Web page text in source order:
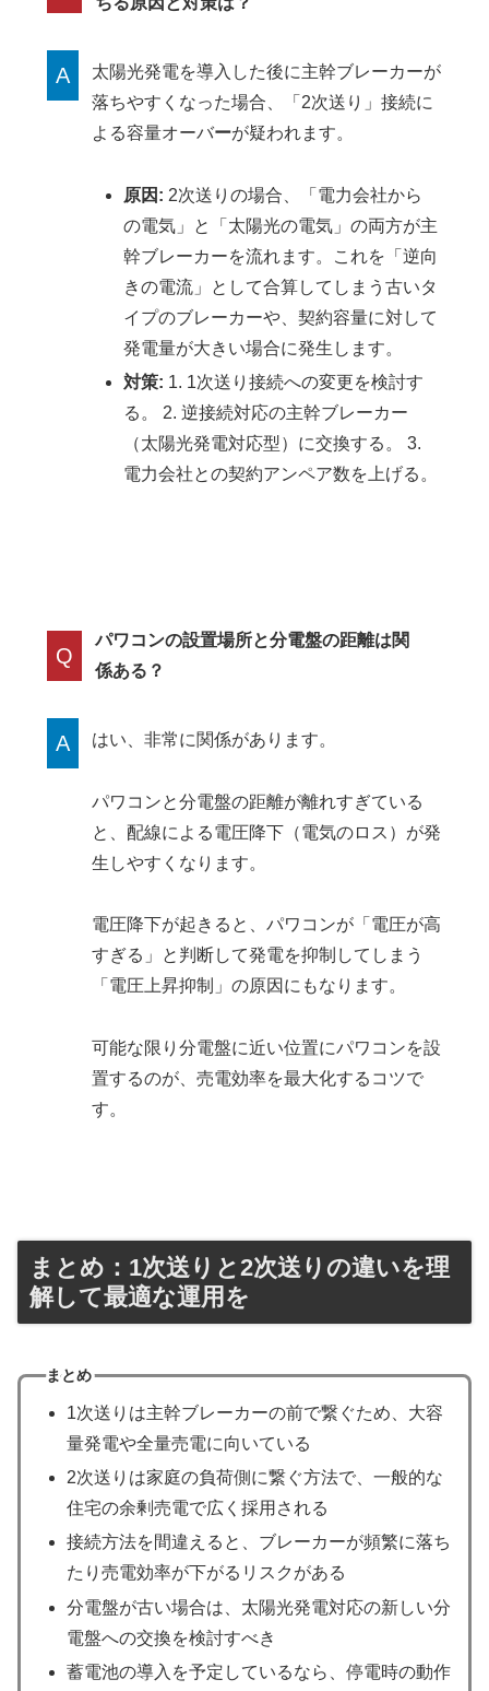
A
太陽光発電を導入した後に主幹ブレーカーが
落ちやすくなった場合、「2次送り」接続に
よる容量オーバーが疑われます。
原因: 2次送りの場合、「電力会社から
の電気」と「太陽光の電気」の両方が主
幹ブレーカーを流れます。これを「逆向
きの電流」として合算してしまう古いタ
イプのブレーカーや、契約容量に対して
発電量が大きい場合に発生します。
対策: 1. 1次送り接続への変更を検討す
る。 2. 逆接続対応の主幹ブレーカー
（太陽光発電対応型）に交換する。 3.
電力会社との契約アンペア数を上げる。
Q
パワコンの設置場所と分電盤の距離は関
係ある？
A はい、非常に関係があります。
パワコンと分電盤の距離が離れすぎている
と、配線による電圧降下（電気のロス）が発
生しやすくなります。
電圧降下が起きると、パワコンが「電圧が高
すぎる」と判断して発電を抑制してしまう
「電圧上昇抑制」の原因にもなります。
可能な限り分電盤に近い位置にパワコンを設
置するのが、売電効率を最大化するコツで
す。
まとめ：1次送りと2次送りの違いを理
解して最適な運用を
まとめ
1次送りは主幹ブレーカーの前で繋ぐため、大容
量発電や全量売電に向いている
2次送りは家庭の負荷側に繋ぐ方法で、一般的な
住宅の余剰売電で広く採用される
接続方法を間違えると、ブレーカーが頻繁に落ち
たり売電効率が下がるリスクがある
分電盤が古い場合は、太陽光発電対応の新しい分
電盤への交換を検討すべき
蓄電池の導入を予定しているなら、停電時の動作